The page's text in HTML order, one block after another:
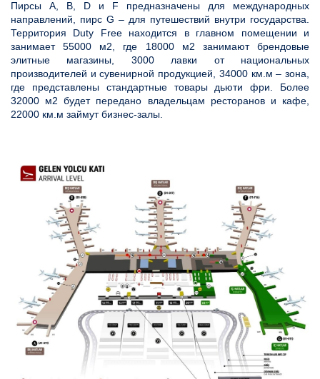
Пирсы A, B, D и F предназначены для международных
направлений, пирс G – для путешествий внутри государства.
Территория Duty Free находится в главном помещении и
занимает 55000 м2, где 18000 м2 занимают брендовые
элитные магазины, 3000 лавки от национальных
производителей и сувенирной продукцией, 34000 км.м – зона,
где представлены стандартные товары дьюти фри. Более
32000 м2 будет передано владельцам ресторанов и кафе,
22000 км.м займут бизнес-залы.